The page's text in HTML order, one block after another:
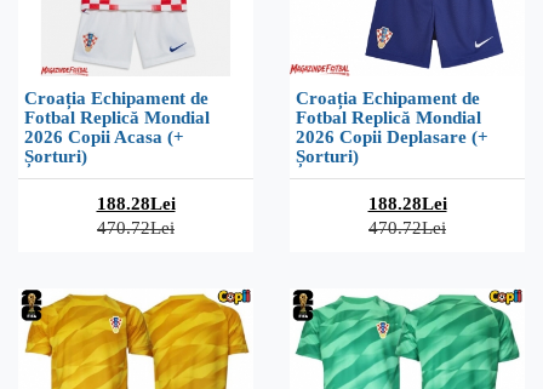
Croația Echipament de
Fotbal Replică Mondial
2026 Copii Acasa (+
Șorturi)
188.28Lei
470.72Lei
Croația Echipament de
Fotbal Replică Mondial
2026 Copii Deplasare (+
Șorturi)
188.28Lei
470.72Lei